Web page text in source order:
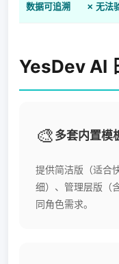
数据可追溯 ✗ 无法
YesDev AI
🎨 多套内置模
提供简洁版（适合
细）、管理层版（
同角色需求。